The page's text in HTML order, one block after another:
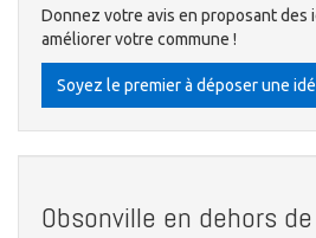
Donnez votre avis en proposant des
améliorer votre commune !
Soyez le premier à déposer une
Obsonville en dehors